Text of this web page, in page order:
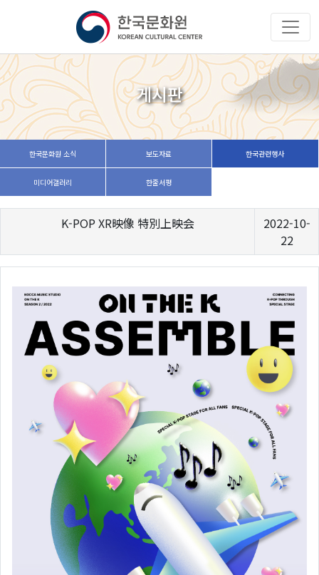
게시판
한국문화원 소식 보도자료 한국관련행사
미디어갤러리 한줄서평
K-POP XR映像 特別上映会
2022-10-
22